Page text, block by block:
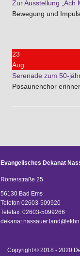
Zur Ausstellung „Ach
Bewegung und
23
Aug
Serenade zum 50-
Posaunenchor
Evangelisches Dekanat
Römerstraße 25
56130 Bad Ems
Telefon 02603-509920
Telefax: 02603-5099266
d
Copyright © 2018 - 2020